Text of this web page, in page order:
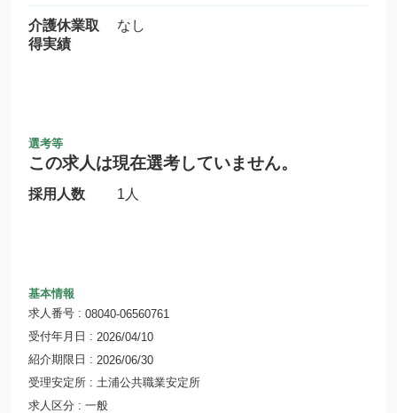
介護休業取
得実績
なし
選考等
この求人は現在選考していません。
採用人数 1人
基本情報
求人番号
08040-06560761
受付年月日
2026/04/10
紹介期限日
2026/06/30
受理安定所
土浦公共職業安定所
求人区分
一般